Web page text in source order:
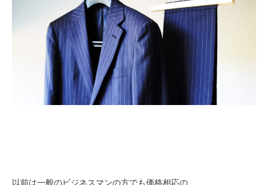
以前は一般のビジネスマンの方でも価格相応の